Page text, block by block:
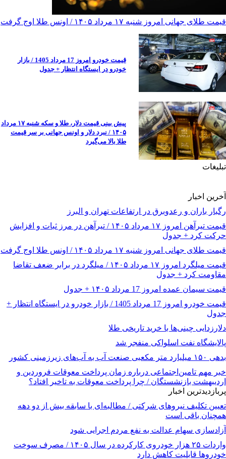
قیمت طلای جهانی امروز شنبه ۱۷ مرداد ۱۴۰۵ / اونس طلا اوج گرفت
قیمت خودرو امروز 17 مرداد 1405 / بازار
خودرو در ایستگاه انتظار + جدول
پیش ‌بینی قیمت دلار، طلا و سکه شنبه ۱۷ مرداد
۱۴۰۵ / نبرد دلار و اونس جهانی بر سر قیمت
طلا بالا می‌گیرد
تبلیغات
آخرین اخبار
رگبار باران و رعدوبرق در ارتفاعات تهران و البرز
قیمت تیرآهن امروز ۱۷ مرداد ۱۴۰۵ / تیرآهن در مرز ثبات و افزایش
حرکت کرد + جدول
قیمت طلای جهانی امروز شنبه ۱۷ مرداد ۱۴۰۵ / اونس طلا اوج گرفت
قیمت میلگرد امروز ۱۷ مرداد ۱۴۰۵ / میلگرد در برابر ضعف تقاضا
مقاومت کرد + جدول
قیمت سیمان عمده امروز 17 مرداد ۱۴۰۵ + جدول
قیمت خودرو امروز 17 مرداد 1405 / بازار خودرو در ایستگاه انتظار +
جدول
دلارزدایی چینی‌ها با خرید تاریخی طلا
پالایشگاه نفت اسلواکی منفجر شد
بدهی ۱۵۰ میلیارد متر مکعبی صنعت آب به آب‌های زیرزمینی کشور
خبر مهم تامین‌اجتماعی درباره زمان پرداخت معوقات فروردین و
اردیبهشت بازنشستگان / چرا پرداخت معوقات به تاخیر افتاد؟
پربازدیدترین اخبار
تعیین تکلیف نیروهای شرکتی / مطالبه‌ای با سابقه بیش از دو دهه
همچنان باقی است
آزادسازی سهام عدالت به نفع مردم اجرایی شود
واردات ۲۵ هزار خودروی کارکرده در سال ۱۴۰۵ / مصرف سوخت
خودرو‌ها قابلیت کاهش دارد